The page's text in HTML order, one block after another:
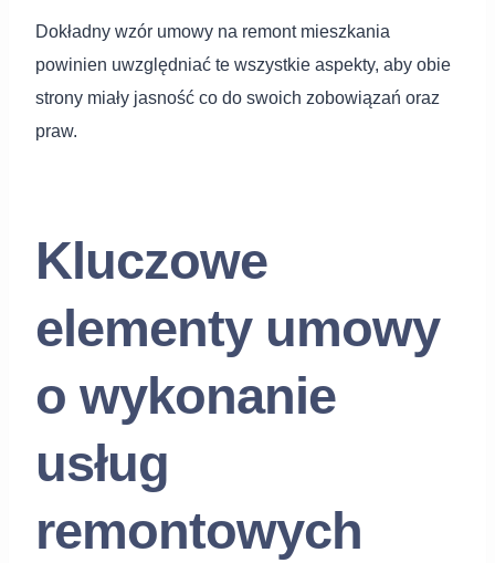
Dokładny wzór umowy na remont mieszkania
powinien uwzględniać te wszystkie aspekty, aby obie
strony miały jasność co do swoich zobowiązań oraz
praw.
Kluczowe
elementy umowy
o wykonanie
usług
remontowych